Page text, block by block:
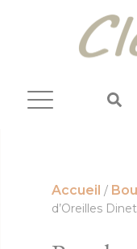
Accueil /
d’Oreilles